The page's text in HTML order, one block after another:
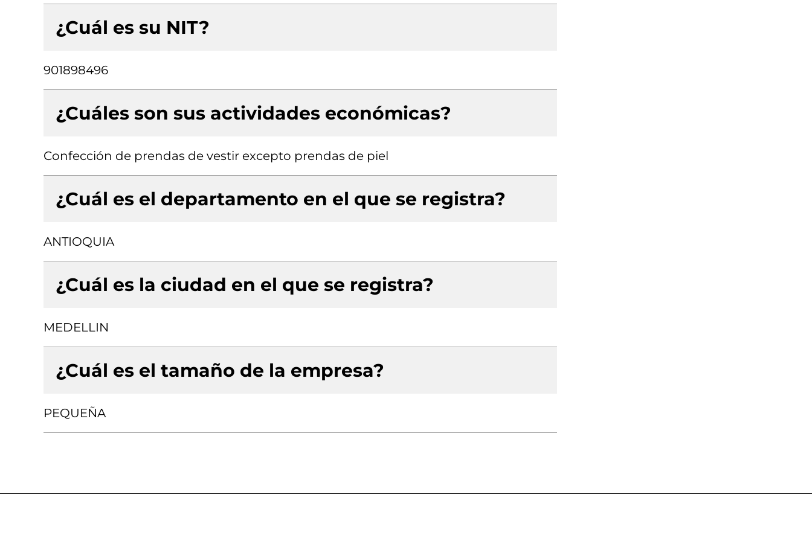
¿Cuál es su NIT?
901898496
¿Cuáles son sus actividades económicas?
Confección de prendas de vestir excepto prendas de piel
¿Cuál es el departamento en el que se registra?
ANTIOQUIA
¿Cuál es la ciudad en el que se registra?
MEDELLIN
¿Cuál es el tamaño de la empresa?
PEQUEÑA